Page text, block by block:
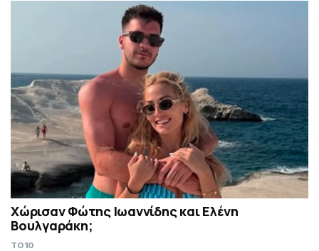
Χώρισαν Φώτης Ιωαννίδης και Ελένη
Βουλγαράκη;
TO10